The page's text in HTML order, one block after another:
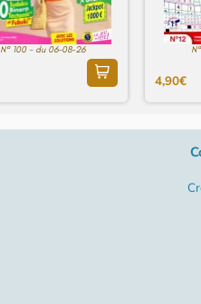
N° 100 - du 06-08-26
4,90€